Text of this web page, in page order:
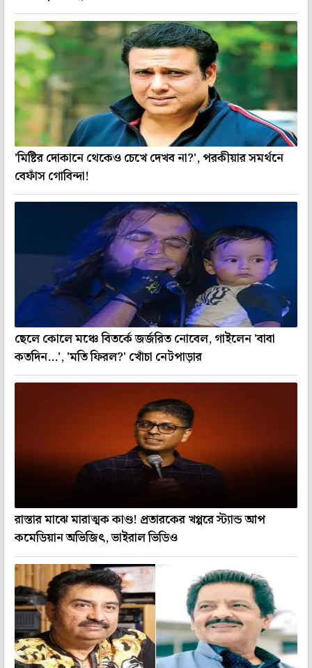
'মিষ্টির দোকানে থেকেও চেখে দেখব না?', পরকীয়ার সমর্থনে
বেফাঁস গোবিন্দা!
ছেলে কোলে মঞ্চে বিতর্কে জর্জরিত নোবেল, গাইলেন 'বাবা
কতদিন...', 'মতি ফিরল?' খোঁচা নেটপাড়ার
রাস্তার মাঝে মারাত্মক কাণ্ড! প্রতারকের খপ্পরে স্ট্যান্ড আপ
কমেডিয়ান অভিজিৎ, ভাইরাল ভিডিও